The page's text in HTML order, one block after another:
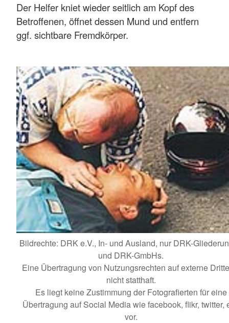
Der Helfer kniet wieder seitlich am Kopf des
Betroffenen, öffnet dessen Mund und entfern
ggf. sichtbare Fremdkörper.
Bildrechte: DRK e.V., In- und Ausland, nur DRK-
und DRK-GmbHs.
Eine Übertragung von Nutzungsrechten auf externe
nicht statthaft.
Es liegt keine Zustimmung der Fotografierten für eine
Übertragung auf Social Media wie facebook, flikr, twitter,
vor.